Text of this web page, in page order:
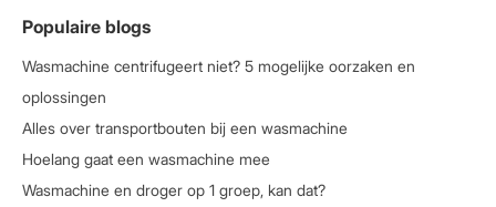
Populaire blogs
Wasmachine centrifugeert niet? 5 mogelijke oorzaken en
oplossingen
Alles over transportbouten bij een wasmachine
Hoelang gaat een wasmachine mee
Wasmachine en droger op 1 groep, kan dat?